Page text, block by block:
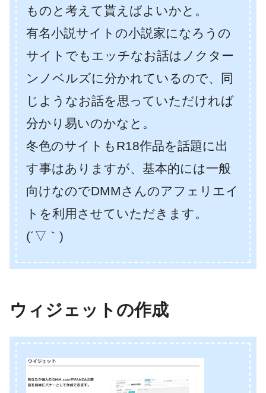
ものと考えて貰えばよいかと。
有名小説サイトの小説家になろうの
サイトでもエッチなお話はノクター
ンノベルズに分かれているので、同
じようなお話を思っていただければ
分かり易いのかなと。
冬色のサイトもR18作品を話題に出
す事はありますが、基本的には一般
向けなのでDMMさんのアフェリエイ
トを利用させていただきます。
(´▽｀)
ウィジェットの作成